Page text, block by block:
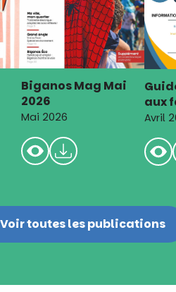
Biganos Mag Mai
2026
Mai 2026
aux
Avril
Voir toutes les publications